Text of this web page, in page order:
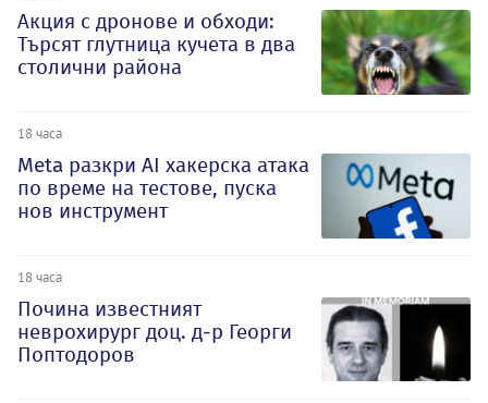
Акция с дронове и обходи:
Търсят глутница кучета в два
столични района
18 часа
Meta разкри AI хакерска атака
по време на тестове, пуска
нов инструмент
18 часа
Почина известният
неврохирург доц. д-р Георги
Поптодоров